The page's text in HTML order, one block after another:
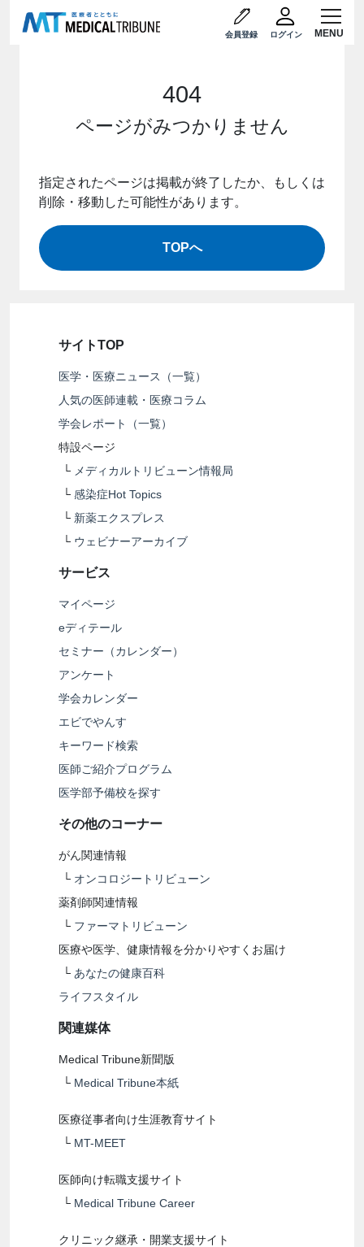
会員登録 ログイン
404
ページがみつかりません
指定されたページは掲載が終了したか、もしくは
削除・移動した可能性があります。
TOPへ
サイトTOP
医学・医療ニュース（一覧）
人気の医師連載・医療コラム
学会レポート（一覧）
特設ページ
└ メディカルトリビューン情報局
└ 感染症Hot Topics
└ 新薬エクスプレス
└ ウェビナーアーカイブ
サービス
マイページ
eディテール
セミナー（カレンダー）
アンケート
学会カレンダー
エビでやんす
キーワード検索
医師ご紹介プログラム
医学部予備校を探す
その他のコーナー
がん関連情報
└ オンコロジートリビューン
薬剤師関連情報
└ ファーマトリビューン
医療や医学、健康情報を分かりやすくお届け
└ あなたの健康百科
ライフスタイル
関連媒体
Medical Tribune新聞版
└ Medical Tribune本紙
医療従事者向け生涯教育サイト
└ MT-MEET
医師向け転職支援サイト
└ Medical Tribune Career
クリニック継承・開業支援サイト